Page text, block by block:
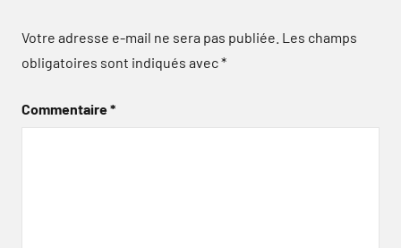
Votre adresse e-mail ne sera pas publiée. Les champs
obligatoires sont indiqués avec*
Commentaire*